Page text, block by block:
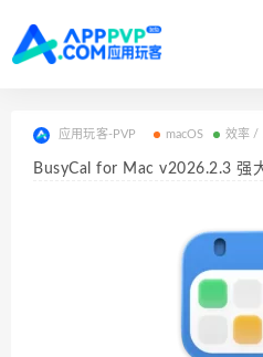
应用玩客-PVP macOS 效率 /
BusyCal for Mac v2026.2.3 强